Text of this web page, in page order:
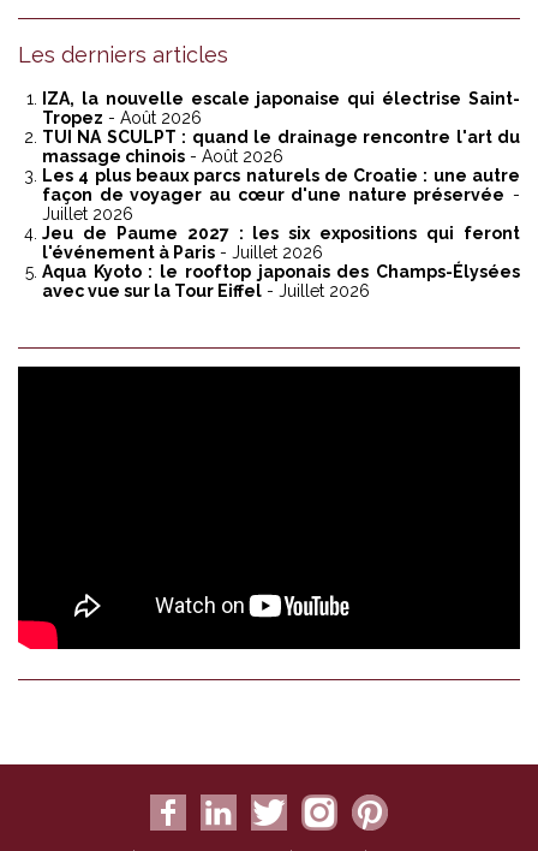
Les derniers articles
IZA, la nouvelle escale japonaise qui électrise Saint-
Tropez - Août 2026
TUI NA SCULPT : quand le drainage rencontre l'art du
massage chinois - Août 2026
Les 4 plus beaux parcs naturels de Croatie : une autre
façon de voyager au cœur d'une nature préservée -
Juillet 2026
Jeu de Paume 2027 : les six expositions qui feront
l'événement à Paris - Juillet 2026
Aqua Kyoto : le rooftop japonais des Champs-Élysées
avec vue sur la Tour Eiffel - Juillet 2026